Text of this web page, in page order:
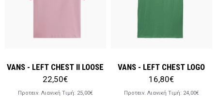
VANS - LEFT CHEST II LOOSE
22,50€
Προτειν. Λιανική Tιμή: 25,00€
VANS - LEFT CHEST LOGO
16,80€
Προτειν. Λιανική Tιμή: 24,00€